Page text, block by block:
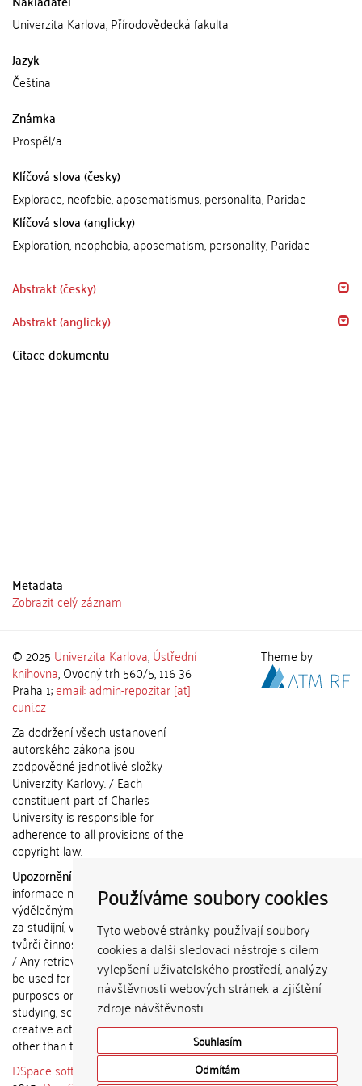
Používáme soubory cookies
Tyto webové stránky používají soubory
cookies a další sledovací nástroje s cílem
vylepšení uživatelského prostředí, analýzy
návštěvnosti webových stránek a zjištění
zdroje návštěvnosti.
Souhlasím
Odmítám
Univerzita Karlova, Přírodovědecká fakulta
Jazyk
Čeština
Známka
Prospěl/a
Klíčová slova (česky)
Explorace, neofobie, aposematismus, personalita, Paridae
Klíčová slova (anglicky)
Exploration, neophobia, aposematism, personality, Paridae
Abstrakt (česky)
Abstrakt (anglicky)
Citace dokumentu
Metadata
Zobrazit celý záznam
© 2025 Univerzita Karlova,Ústřední
knihovna, Ovocný trh 560/5, 116 36
Praha 1;email: admin-repozitar [at]
cuni.cz
Za dodržení všech ustanovení
autorského zákona jsou
zodpovědné jednotlivé složky
Univerzity Karlovy. / Each
constituent part of Charles
University is responsible for
adherence to all provisions of the
copyright law.
Upozornění / Notice:
informace nemohou být použity k
výdělečným účelům nebo vydávány
za studijní, vědeckou nebo jinou
tvůrčí činnost jiné osoby než autora.
/ Any retrieved information shall not
be used for any commercial
purposes or claimed as results of
studying, scientific or any other
creative activities of any person
other than the author.
DSpace software
copyright © 2002-
Theme by